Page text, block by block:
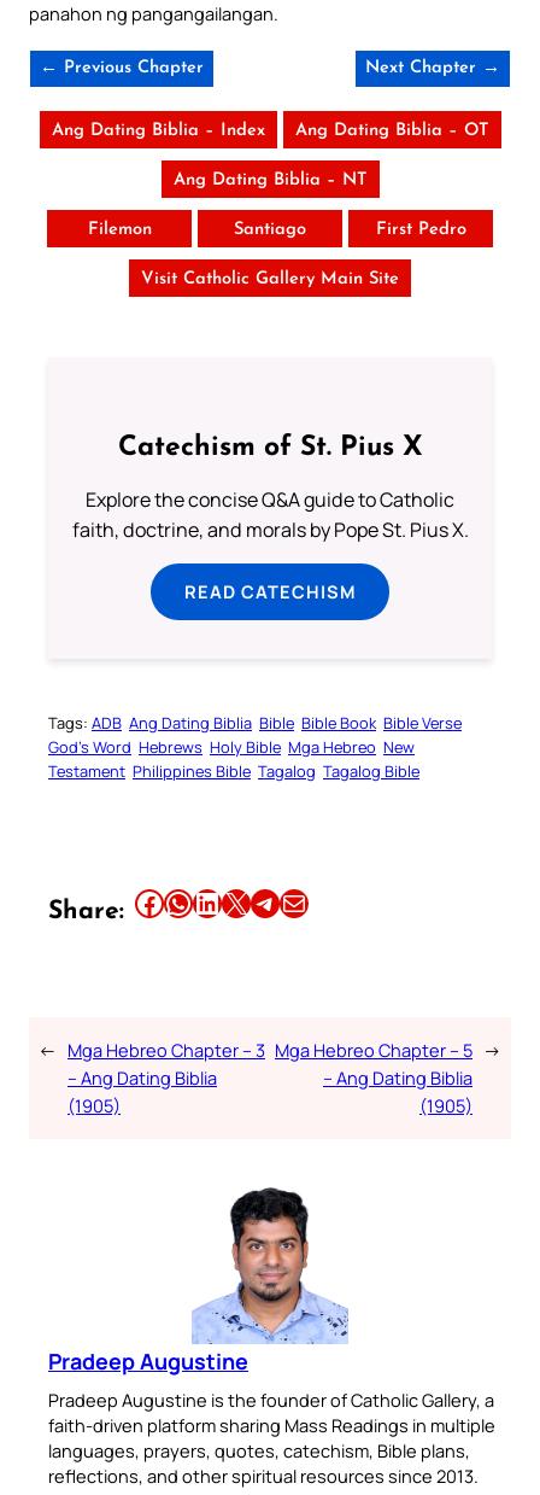
panahon ng pangangailangan.
← Previous Chapter Next Chapter →
Ang Dating Biblia – Index Ang Dating Biblia – OT
Ang Dating Biblia – NT
Filemon Santiago First Pedro
Visit Catholic Gallery Main Site
Catechism of St. Pius X
Explore the concise Q&A guide to Catholic
faith, doctrine, and morals by Pope St. Pius X.
READ CATECHISM
Tags: ADB Ang Dating Biblia Bible Bible Book Bible Verse
God’s Word Hebrews Holy Bible Mga Hebreo New
Testament Philippines Bible Tagalog Tagalog Bible
Share: Share this article on Facebook Share this article on WhatsApp Share this article on LinkedIn Share this article on X Share this article on TelegramEmail this Article
← Mga Hebreo Chapter – 3
– Ang Dating Biblia
(1905)
Mga Hebreo Chapter – 5
– Ang Dating Biblia
(1905)
→
Pradeep Augustine
Pradeep Augustine is the founder of Catholic Gallery, a
faith-driven platform sharing Mass Readings in multiple
languages, prayers, quotes, catechism, Bible plans,
reflections, and other spiritual resources since 2013.